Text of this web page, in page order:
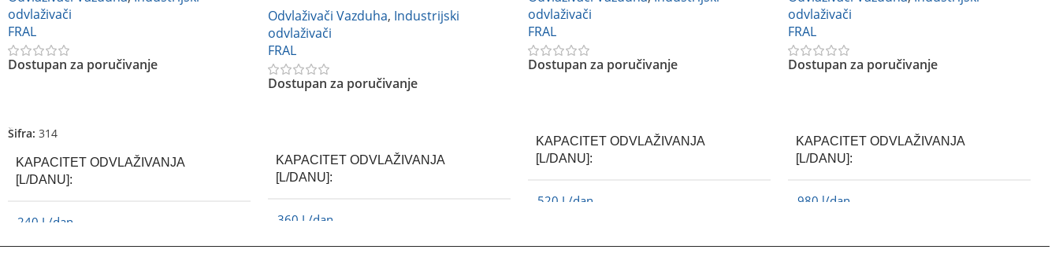
odvlaživači
FRAL
Dostupan za poručivanje
Šifra: 314
KAPACITET ODVLAŽIVANJA
[L/DANU]
240 L/dan
Odvlaživači Vazduha, Industrijski
odvlaživači
FRAL
Dostupan za poručivanje
KAPACITET ODVLAŽIVANJA
[L/DANU]
360 L/dan
odvlaživači
FRAL
Dostupan za poručivanje
KAPACITET ODVLAŽIVANJA
[L/DANU]
520 L/dan
BREND FRAL
odvlaživači
FRAL
Dostupan za poručivanje
KAPACITET ODVLAŽIVANJA
[L/DANU]
980 l/dan
BREND FRAL